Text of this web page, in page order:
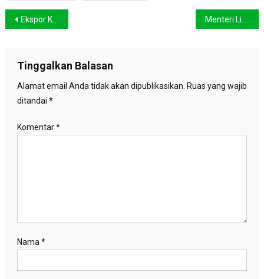
Navigasi
Ekspor Komoditas Agroforestry Kelompok Perhutanan Sosial Indonesia ke Jepang Dilepas, Bukti Keberhasilan Hutan Sosial
Tinggalkan Balasan
Alamat email Anda tidak akan dipublikasikan. Ruas yang wajib
ditandai *
Komentar*
Nama *